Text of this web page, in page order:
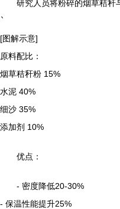
研究人员将粉碎的烟草秸秆
`
[图解示意]
原料配比：
烟草秸秆粉 15%
水泥 40%
细沙 35%
添加剂 10%
优点：
- 密度降低20-30%
- 保温性能提升25%